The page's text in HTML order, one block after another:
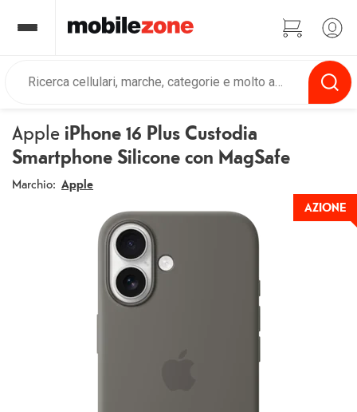
Apple iPhone 16 Plus Custodia
Smartphone Silicone con MagSafe
Marchio: Apple
AZIONE